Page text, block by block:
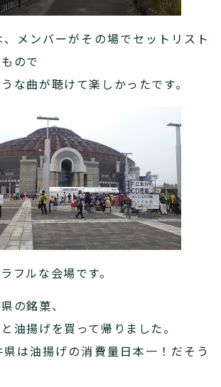
メンバーがその場でセットリスト
ので
な曲が聴けて楽しかったです。
フルな会場です。
の銘菓、
油揚げを買って帰りました。
は油揚げの消費量日本一！だそう